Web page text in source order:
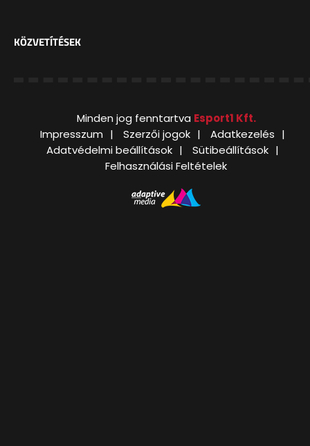
KÖZVETÍTÉSEK
Minden jog fenntartva Esport1 Kft.
Impresszum
Szerzői jogok
Adatkezelés
Adatvédelmi beállítások
Sütibeállítások
Felhasználási Feltételek